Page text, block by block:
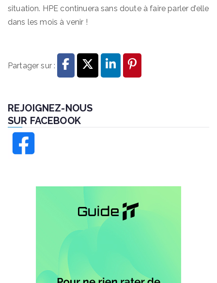
situation. HPE continuera sans doute à faire parler d’elle
dans les mois à venir !
Partager sur :
REJOIGNEZ-NOUS
SUR FACEBOOK